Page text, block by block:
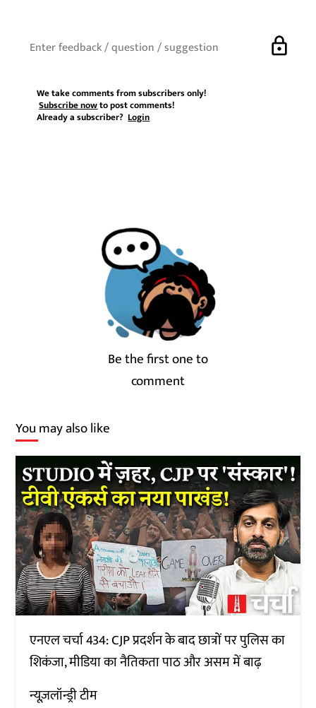
lock
We take comments from subscribers only!
Subscribe nowto post comments!
Already a subscriber?Login
Be the first one to
comment
You may also like
एनएल चर्चा 434: CJP प्रदर्शन के बाद छात्रों पर पुलिस का
शिकंजा, मीडिया का नैतिकता पाठ और असम में बाढ़
न्यूज़लॉन्ड्री टीम